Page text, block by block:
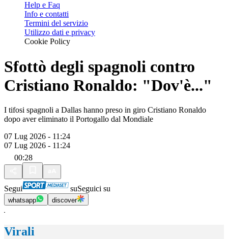
Help e Faq
Info e contatti
Termini del servizio
Utilizzo dati e privacy
Cookie Policy
Sfottò degli spagnoli contro
Cristiano Ronaldo: "Dov'è..."
I tifosi spagnoli a Dallas hanno preso in giro Cristiano Ronaldo
dopo aver eliminato il Portogallo dal Mondiale
07 Lug 2026 - 11:24
07 Lug 2026 - 11:24
00:28
Segui suSeguici su
whatsapp discover
Virali